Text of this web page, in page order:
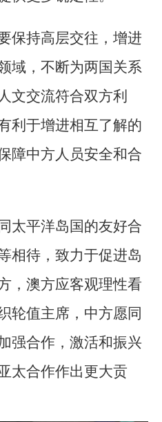
保持高层交往，增进
域，不断为两国关系
文交流符合双方利
利于增进相互了解的
障中方人员安全和合
太平洋岛国的友好合
相待，致力于促进岛
，澳方应客观理性看
轮值主席，中方愿同
强合作，激活和振兴
太合作作出更大贡